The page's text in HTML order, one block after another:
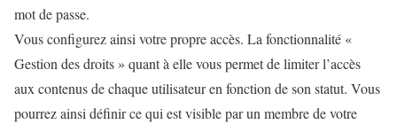
mot de passe.
Vous configurez ainsi votre propre accès. La fonctionnalité «
Gestion des droits » quant à elle vous permet de limiter l’accès
aux contenus de chaque utilisateur en fonction de son statut. Vous
pourrez ainsi définir ce qui est visible par un membre de votre